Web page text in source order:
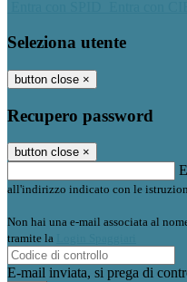
Seleziona utente
button close ×
Recupero password
button close ×
all'indirizzo indicato con le
Non hai una e-mail associata al
tramite la
E-mail inviata, si prega di